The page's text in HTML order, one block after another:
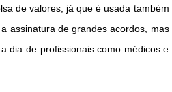
de valores, já que é usada também
assinatura de grandes acordos, mas
dia de profissionais como médicos e